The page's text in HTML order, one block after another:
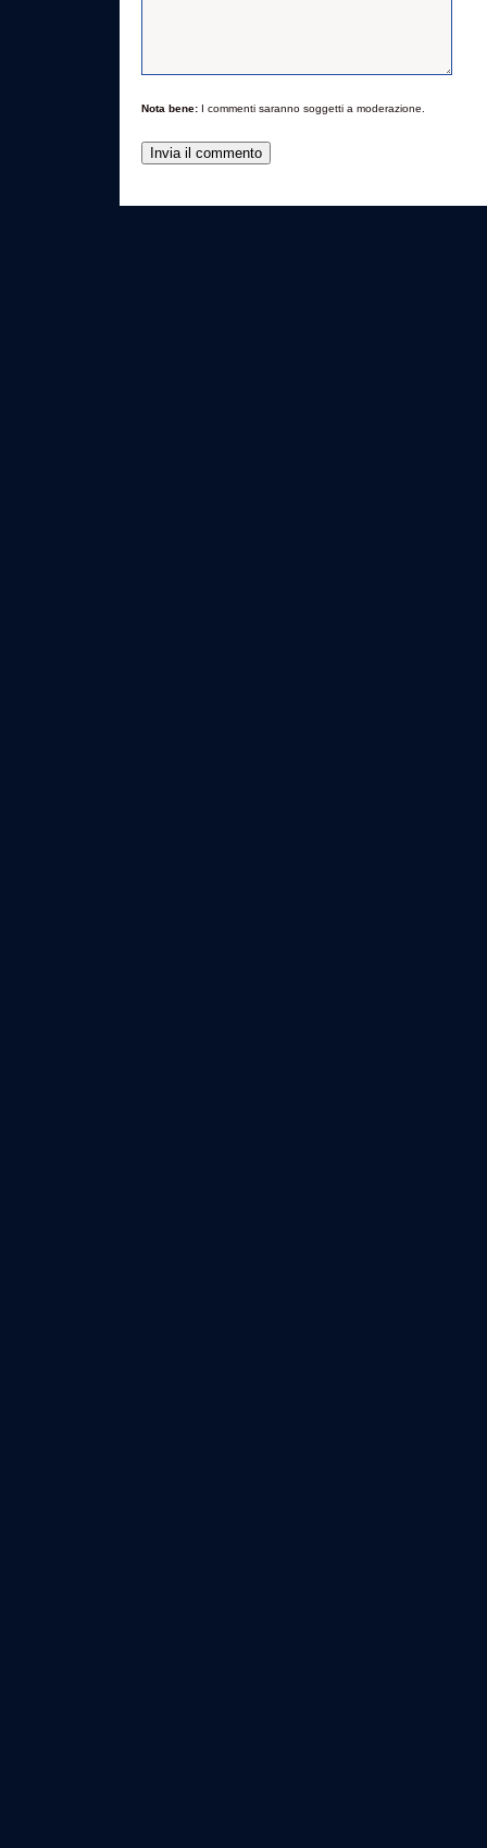
Nota bene: I commenti saranno soggetti a moderazione.